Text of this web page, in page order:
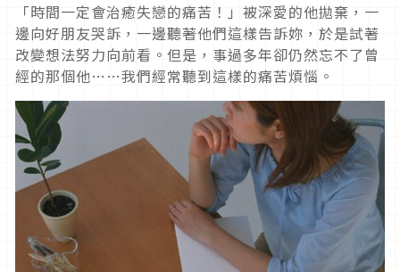
「時間一定會治癒失戀的痛苦！」被深愛的他拋棄，一
邊向好朋友哭訴，一邊聽著他們這樣告訴妳，於是試著
改變想法努力向前看。但是，事過多年卻仍然忘不了曾
經的那個他……我們經常聽到這樣的痛苦煩惱。